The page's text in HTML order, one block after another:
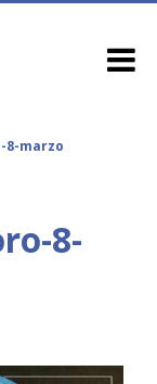
marzo
8-